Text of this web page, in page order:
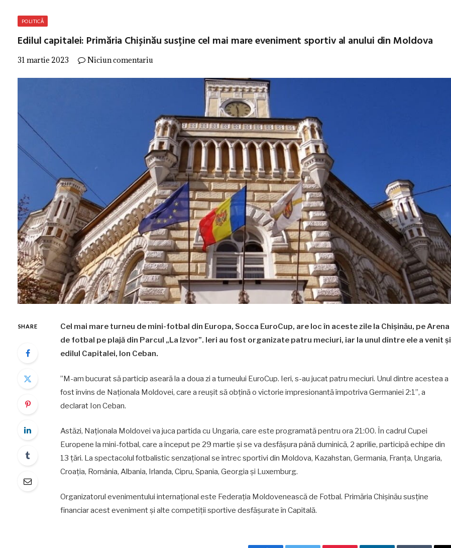
POLITICĂ
Edilul capitalei: Primăria Chișinău susține cel mai mare eveniment sportiv al anului din Moldova
31 martie 2023 Niciun comentariu
SHARE
Cel mai mare turneu de mini-fotbal din Europa, Socca EuroCup, are loc în aceste zile la Chișinău, pe Arena
de fotbal pe plajă din Parcul „La Izvor”. Ieri au fost organizate patru meciuri, iar la unul dintre ele a venit și
edilul Capitalei, Ion Ceban.
”M-am bucurat să particip aseară la a doua zi a turneului EuroCup. Ieri, s-au jucat patru meciuri. Unul dintre acestea a
fost învins de Naționala Moldovei, care a reușit să obțină o victorie impresionantă împotriva Germaniei 2:1”, a
declarat Ion Ceban.
Astăzi, Naționala Moldovei va juca partida cu Ungaria, care este programată pentru ora 21:00. În cadrul Cupei
Europene la mini-fotbal, care a început pe 29 martie și se va desfășura până duminică, 2 aprilie, participă echipe din
13 țări. La spectacolul fotbalistic senzațional se întrec sportivi din Moldova, Kazahstan, Germania, Franța, Ungaria,
Croația, România, Albania, Irlanda, Cipru, Spania, Georgia și Luxemburg.
Organizatorul evenimentului internațional este Federația Moldovenească de Fotbal. Primăria Chișinău susține
financiar acest eveniment și alte competiții sportive desfășurate în Capitală.